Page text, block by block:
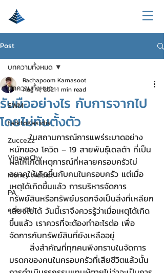
Post
บทความทั้งหมด
SWM
talktoKasidis
ZucceZz
VinayaChy
Money Addict
PA
enouGh
บทความทั้งหมด
รับมืออย่างไร กับการจากไป
โดยไม่ทันตั้งตัว
Rachapoom Karnasoot
Aug 11, 20211 min read
	ในสถานการณ์การแพร่ระบาดอย่าง
หนักของ โควิด – 19 สายพันธุ์เดลต้า ที่เป็น
ผลให้เกิดเหตุการณ์ที่หลายครอบครัวไม่
อยากให้เกิดขึ้นกับคนในครอบครัว แต่เมื่อ
เหตุได้เกิดขึ้นแล้ว การบริหารจัดการ
ทรัพย์สินหรือทรัพย์มรดกจึงเป็นสิ่งที่เหลียก
เลี่ยงไม่ได้ วันนี้เราจึงควรรู้ว่าเมื่อเหตุได้เกิด
ขึ้นแล้ว เราควรที่จะต้องทำอะไรต่อ เพื่อ
จัดการกับทรัพย์สินที่ยังเหลืออยู่
มรดกของคนในครอบครัวที่เสียชีวิตแล้วนั้น